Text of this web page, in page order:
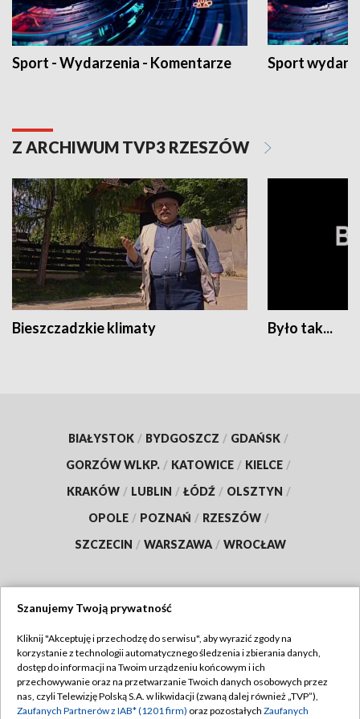
Sport - Wydarzenia - Komentarze Sport
Z ARCHIWUM TVP3 RZESZÓW
Bieszczadzkie klimaty Było tak...
BIAŁYSTOK / BYDGOSZCZ / GDAŃSK /
GORZÓW WLKP. / KATOWICE / KIELCE /
KRAKÓW / LUBLIN / ŁÓDŹ / OLSZTYN /
OPOLE / POZNAŃ / RZESZÓW /
SZCZECIN / WARSZAWA / WROCŁAW
TVP
Abonament TVP
Emisja w TVP
Regulamin TVP
Polityka prywatności
Szanujemy Twoją prywatność
Kliknij "Akceptuję i przechodzę do serwisu", aby wyrazić zgody na
korzystanie z technologii automatycznego śledzenia i zbierania danych,
dostęp do informacji na Twoim urządzeniu końcowym i ich
przechowywanie oraz na przetwarzanie Twoich danych osobowych przez
nas, czyli Telewizję Polską S.A. w likwidacji (zwaną dalej również „TVP”),
Zaufanych Partnerów z IAB* (1201 firm) oraz pozostałych Zaufanych